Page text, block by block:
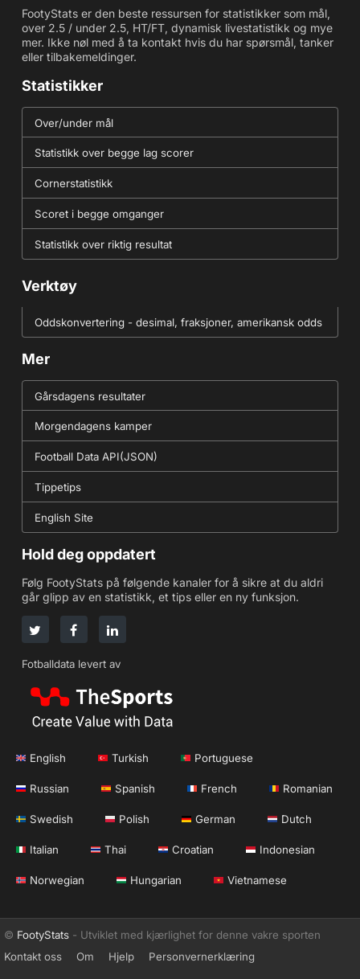
FootyStats er den beste ressursen for statistikker som mål,
over 2.5 / under 2.5, HT/FT, dynamisk livestatistikk og mye
mer. Ikke nøl med å ta kontakt hvis du har spørsmål, tanker
eller tilbakemeldinger.
Statistikker
Over/under mål
Statistikk over begge lag scorer
Cornerstatistikk
Scoret i begge omganger
Statistikk over riktig resultat
Verktøy
Oddskonvertering - desimal, fraksjoner, amerikansk odds
Mer
Gårsdagens resultater
Morgendagens kamper
Football Data API(JSON)
Tippetips
English Site
Hold deg oppdatert
Følg FootyStats på følgende kanaler for å sikre at du aldri
går glipp av en statistikk, et tips eller en ny funksjon.
Fotballdata levert av
English Turkish Portuguese
Russian Spanish French Romanian
Swedish Polish German Dutch
Italian Thai Croatian Indonesian
Norwegian Hungarian Vietnamese
© FootyStats - Utviklet med kjærlighet for denne vakre sporten
Kontakt oss
Om Hjelp Personvernerklæring